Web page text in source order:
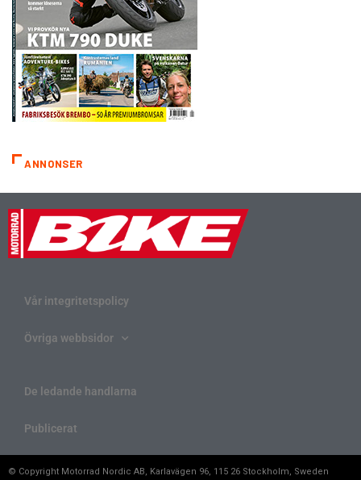
ANNONSER
Vår integritetspolicy
Övriga webbsidor
De ledande handlarna
Publicerat
© Copyright Motorrad Nordic AB, Karlavägen 96, 115 26 Stockholm, Sweden